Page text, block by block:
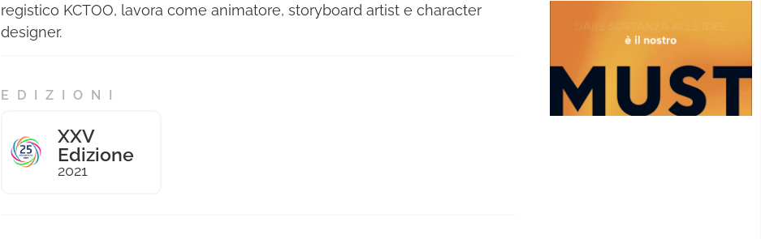
registico KCTOO, lavora come animatore, storyboard artist e character
designer.
EDIZIONI
XXV
Edizione
2021